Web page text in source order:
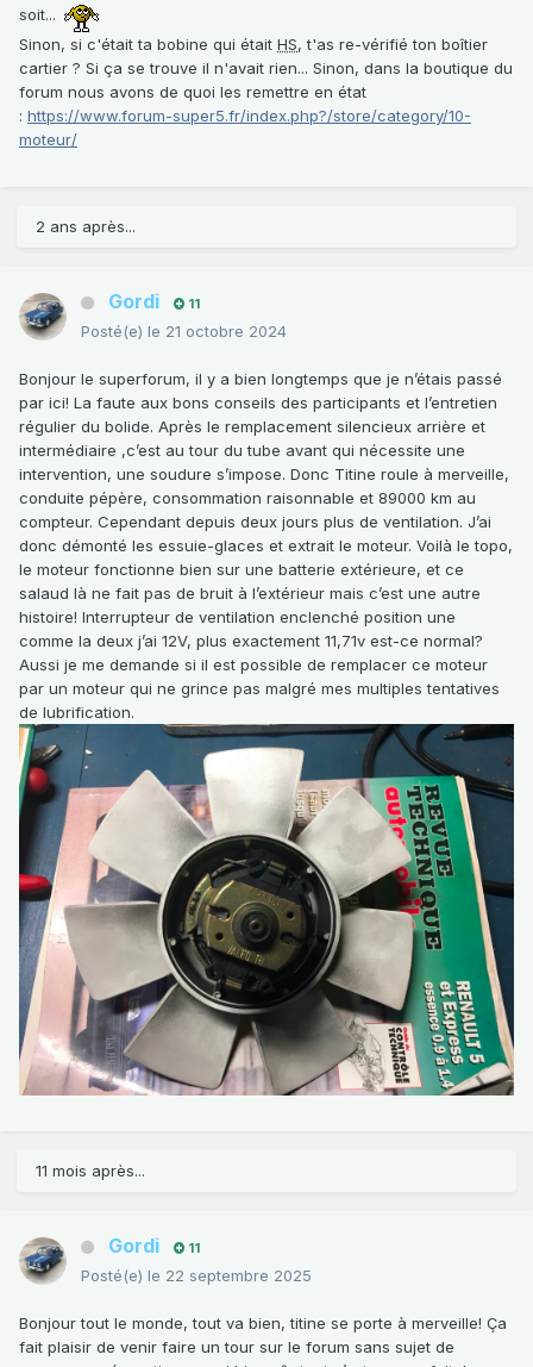
soit...
Sinon, si c'était ta bobine qui était HS, t'as re-vérifié ton boîtier
cartier ? Si ça se trouve il n'avait rien... Sinon, dans la boutique du
forum nous avons de quoi les remettre en état
: https://www.forum-super5.fr/index.php?/store/category/10-
moteur/
2 ans après...
Gordi 11
Posté(e) le 21 octobre 2024
Bonjour le superforum, il y a bien longtemps que je n’étais passé
par ici! La faute aux bons conseils des participants et l’entretien
régulier du bolide. Après le remplacement silencieux arrière et
intermédiaire ,c’est au tour du tube avant qui nécessite une
intervention, une soudure s’impose. Donc Titine roule à merveille,
conduite pépère, consommation raisonnable et 89000 km au
compteur. Cependant depuis deux jours plus de ventilation. J’ai
donc démonté les essuie-glaces et extrait le moteur. Voilà le topo,
le moteur fonctionne bien sur une batterie extérieure, et ce
salaud là ne fait pas de bruit à l’extérieur mais c’est une autre
histoire! Interrupteur de ventilation enclenché position une
comme la deux j’ai 12V, plus exactement 11,71v est-ce normal?
Aussi je me demande si il est possible de remplacer ce moteur
par un moteur qui ne grince pas malgré mes multiples tentatives
de lubrification.
11 mois après...
Gordi 11
Posté(e) le 22 septembre 2025
Bonjour tout le monde, tout va bien, titine se porte à merveille! Ça
fait plaisir de venir faire un tour sur le forum sans sujet de